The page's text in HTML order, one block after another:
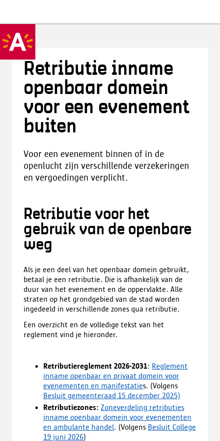
Retributie inname
openbaar domein
voor een evenement
buiten
Voor een evenement binnen of in de
openlucht zijn verschillende verzekeringen
en vergoedingen verplicht.
Retributie voor het
gebruik van de openbare
weg
Als je een deel van het openbaar domein gebruikt,
betaal je een retributie. Die is afhankelijk van de
duur van het evenement en de oppervlakte. Alle
straten op het grondgebied van de stad worden
ingedeeld in verschillende zones qua retributie.
Een overzicht en de volledige tekst van het
reglement vind je hieronder.
Retributiereglement 2026-2031: Reglement
inname openbaar en privaat domein voor
evenementen en manifestaties. (Volgens
Besluit gemeenteraad 15 december 2025)
Retributiezones: Zoneverdeling retributies
inname openbaar domein voor evenementen
en ambulante handel. (Volgens Besluit College
19 juni 2026)